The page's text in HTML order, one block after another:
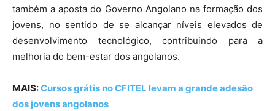
também a aposta do Governo Angolano na formação dos
jovens, no sentido de se alcançar níveis elevados de
desenvolvimento tecnológico, contribuindo para a
melhoria do bem-estar dos angolanos.
MAIS:Cursos grátis no CFITEL levam a grande adesão
dos jovens angolanos